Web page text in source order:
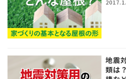
地震
類は